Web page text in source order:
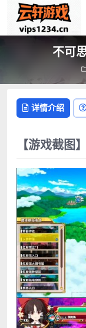
不可
详情介绍
【游戏截图】